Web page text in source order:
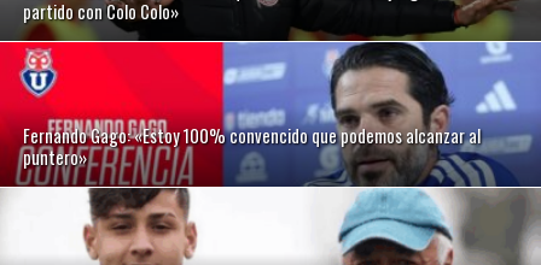
partido con Colo Colo»
Fernando Gago: «Estoy 100% convencido que podemos alcanzar al
puntero»